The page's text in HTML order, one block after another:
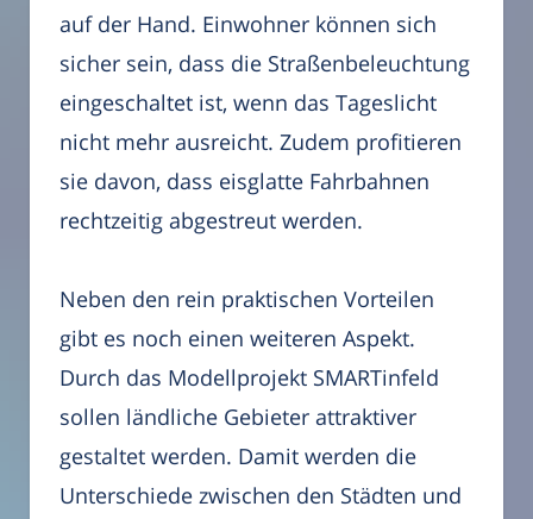
auf der Hand. Einwohner können sich
sicher sein, dass die Straßenbeleuchtung
eingeschaltet ist, wenn das Tageslicht
nicht mehr ausreicht. Zudem profitieren
sie davon, dass eisglatte Fahrbahnen
rechtzeitig abgestreut werden.
Neben den rein praktischen Vorteilen
gibt es noch einen weiteren Aspekt.
Durch das Modellprojekt SMARTinfeld
sollen ländliche Gebieter attraktiver
gestaltet werden. Damit werden die
Unterschiede zwischen den Städten und